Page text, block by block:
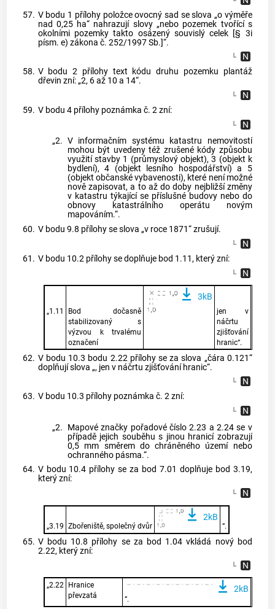
57. V bodu 1 přílohy položce ovocný sad se slova „o výměře
nad 0,25 ha“ nahrazují slovy „nebo pozemek tvořící s
okolními pozemky takto osázený souvislý celek [§ 3i
písm. e) zákona č. 252/1997 Sb.]“.
58. V bodu 2 přílohy text kódu druhu pozemku plantáž
dřevin zní: „2, 6 až 10 a 14“.
59. V bodu 4 přílohy poznámka č. 2 zní:
„2. V informačním systému katastru nemovitostí
mohou být uvedeny též zrušené kódy způsobu
využití stavby 1 (průmyslový objekt), 3 (objekt k
bydlení), 4 (objekt lesního hospodářství) a 5
(objekt občanské vybavenosti), které není možné
nově zapisovat, a to až do doby nejbližší změny
v katastru týkající se příslušné budovy nebo do
obnovy katastrálního operátu novým
mapováním.“.
60. V bodu 9.8 přílohy se slova „v roce 1871“ zrušují.
61. V bodu 10.2 přílohy se doplňuje bod 1.11, který zní:
„1.11
Bod dočasně
stabilizovaný s
výzvou k trvalému
označení
3kB
jen v
náčrtu
zjišťování
hranic“.
62. V bodu 10.3 bodu 2.22 přílohy se za slova „čára 0.121“
doplňují slova „, jen v náčrtu zjišťování hranic“.
63. V bodu 10.3 přílohy poznámka č. 2 zní:
„2. Mapové značky pořadové číslo 2.23 a 2.24 se v
případě jejich souběhu s jinou hranicí zobrazují
0,5 mm směrem do chráněného území nebo
ochranného pásma.“.
64. V bodu 10.4 přílohy se za bod 7.01 doplňuje bod 3.19,
který zní:
„3.19 Zbořeniště, společný dvůr
2kB
“.
65. V bodu 10.8 přílohy se za bod 1.04 vkládá nový bod
2.22, který zní:
„2.22
Hranice
převzatá
2kB
“.